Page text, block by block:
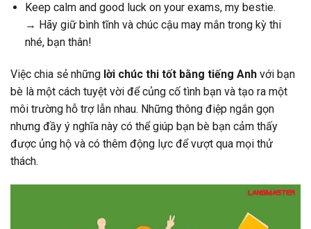
Keep calm and good luck on your exams, my bestie.
→ Hãy giữ bình tĩnh và chúc cậu may mắn trong kỳ thi
nhé, bạn thân!
Việc chia sẻ những lời chúc thi tốt bằng tiếng Anh với bạn
bè là một cách tuyệt vời để củng cố tình bạn và tạo ra một
môi trường hỗ trợ lẫn nhau. Những thông điệp ngắn gọn
nhưng đầy ý nghĩa này có thể giúp bạn bè bạn cảm thấy
được ủng hộ và có thêm động lực để vượt qua mọi thử
thách.